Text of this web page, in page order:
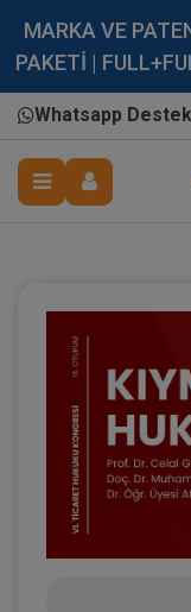
MARKA VE
PAKETİ |
Whatsapp Destek